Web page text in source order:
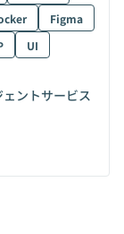
Figma
UI
ントサービス